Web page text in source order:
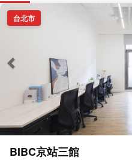
台北市
BIBC京站三館